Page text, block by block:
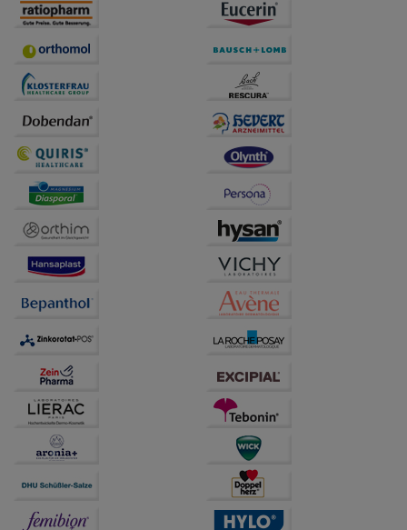
Statistik & Tracking:
Hierüber lassen sich
Informationen über die Art und Weise der Nutzung
unserer Website sammeln, mit deren Hilfe wir unsere
Website weiter für Sie optimieren können, den Inhalt
auf unserer Website aber auch die Werbung auf
Drittseiten möglichst relevant für Sie zu gestalten.
Dritte wie z.B. Google oder soziale Medien